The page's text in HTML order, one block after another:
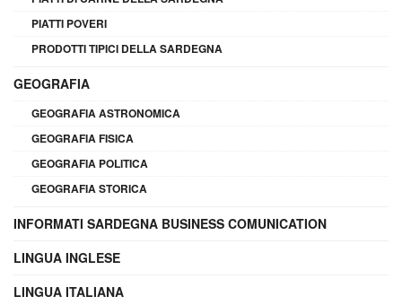
PIATTI POVERI
PRODOTTI TIPICI DELLA SARDEGNA
GEOGRAFIA
GEOGRAFIA ASTRONOMICA
GEOGRAFIA FISICA
GEOGRAFIA POLITICA
GEOGRAFIA STORICA
INFORMATI SARDEGNA BUSINESS COMUNICATION
LINGUA INGLESE
LINGUA ITALIANA